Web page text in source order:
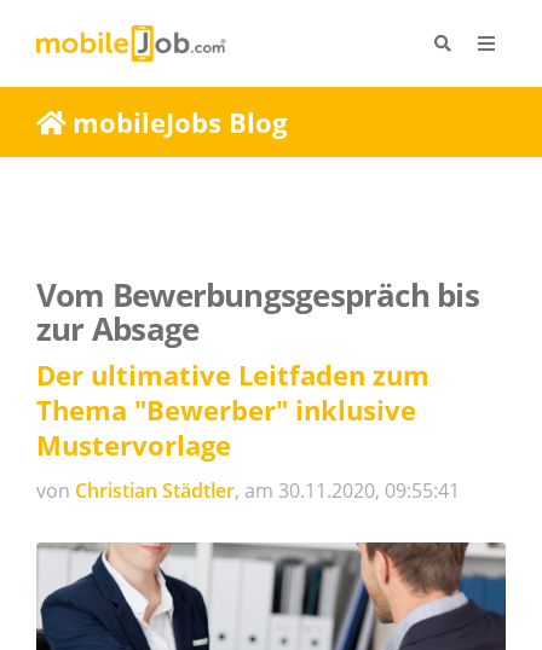
mobileJobs Blog
Vom Bewerbungsgespräch bis
zur Absage
Der ultimative Leitfaden zum
Thema "Bewerber" inklusive
Mustervorlage
von Christian Städtler, am 30.11.2020, 09:55:41